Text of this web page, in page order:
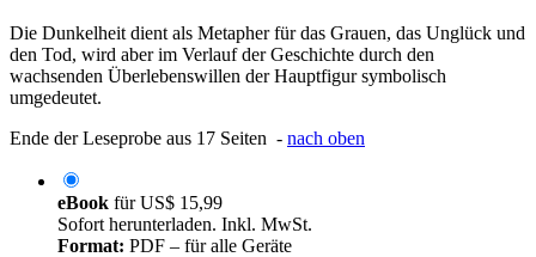
Die Dunkelheit dient als Metapher für das Grauen, das Unglück und
den Tod, wird aber im Verlauf der Geschichte durch den
wachsenden Überlebenswillen der Hauptfigur symbolisch
umgedeutet.
Ende der Leseprobe aus 17 Seiten - nach oben
eBook fürUS$ 15,99
Sofort herunterladen. Inkl. MwSt.
Format: PDF – für alle Geräte